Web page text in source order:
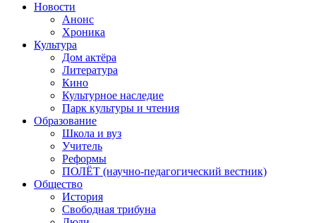
Новости
Анонс
Хроника
Культура
Дом актёра
Литература
Кино
Культурное наследие
Парк культуры и чтения
Образование
Школа и вуз
Учитель
Реформы
ПОЛЁТ (научно-педагогический вестник)
Общество
История
Свободная трибуна